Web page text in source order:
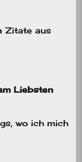
Zitate aus
Liebsten
wo ich mich